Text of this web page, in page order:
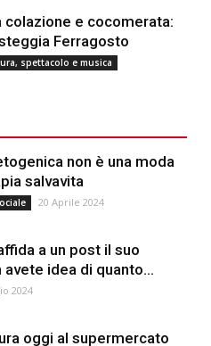
colazione e cocomerata:
Ferragosto
spettacolo e musica
non è una moda
salvavita
20 Aprile 2024
a un post il suo
avete idea di quanto...
2024
oggi al supermercato